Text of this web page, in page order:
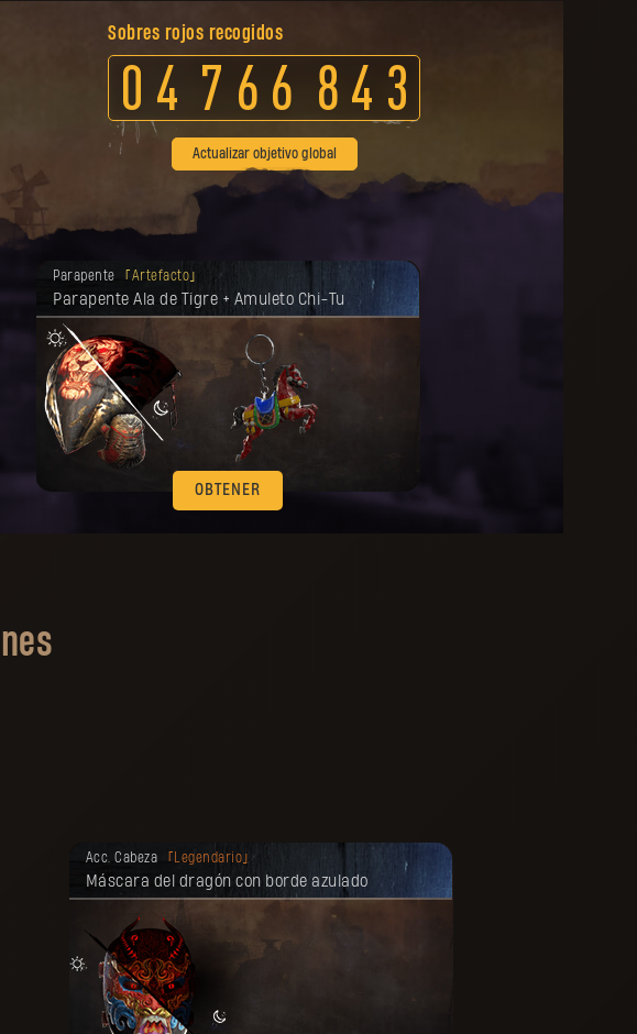
Sobres rojos recogidos
0 4 7 6 6 8 4 3
Actualizar objetivo global
Parapente Artefacto
Parapente Ala de Tigre + Amuleto Chi-Tu
OBTENER
Tu recompensa se desbloqueó.
Acc. Cabeza Legendario
Máscara del dragón con borde azulado
Tu recompensa se desbloqueó.